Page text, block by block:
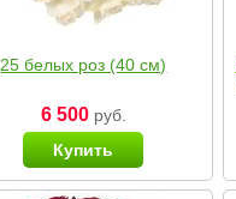
25 белых роз (40 см)
6 500руб.
Купить